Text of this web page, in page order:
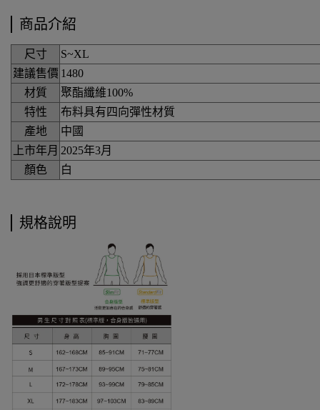
商品介紹
尺寸
S~XL
建議售價 1480
材質
聚酯纖維100%
特性
布料具有四向彈性材質
產地
中國
上市年月 2025年3月
顏色
白
規格說明